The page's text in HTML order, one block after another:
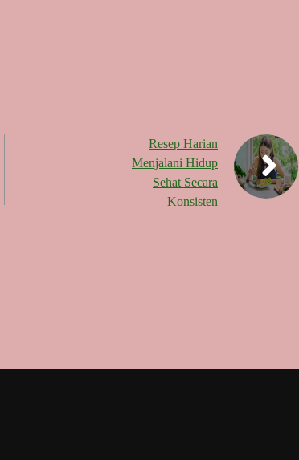
Resep Harian
Menjalani Hidup
Sehat Secara
Konsisten